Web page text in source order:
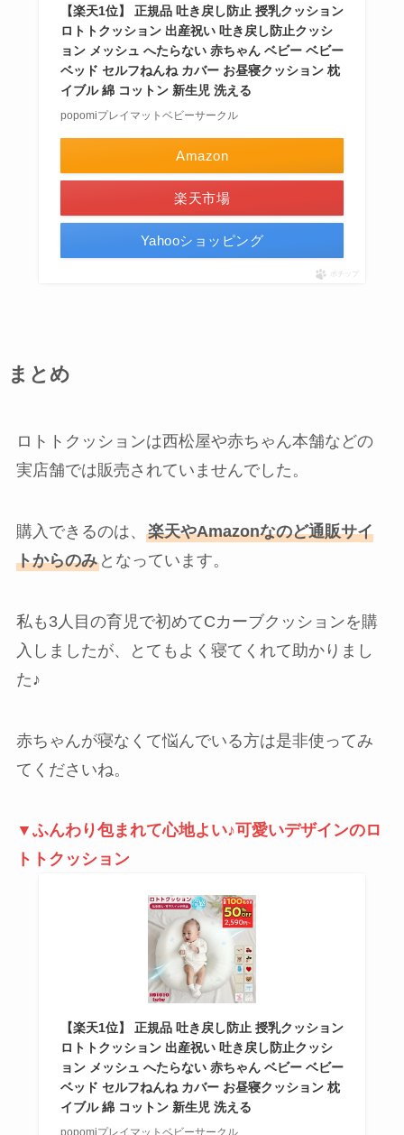
【楽天1位】 正規品 吐き戻し防止 授乳クッション
ロトトクッション 出産祝い 吐き戻し防止クッシ
ョン メッシュ へたらない 赤ちゃん ベビー ベビー
ベッド セルフねんね カバー お昼寝クッション 枕
イブル 綿 コットン 新生児 洗える
popomiプレイマットベビーサークル
Amazon
楽天市場
Yahooショッピング
ポチップ
まとめ
ロトトクッションは西松屋や赤ちゃん本舗などの
実店舗では販売されていませんでした。
購入できるのは、 楽天やAmazonなのど通販サイ
トからのみとなっています。
私も3人目の育児で初めてCカーブクッションを購
入しましたが、とてもよく寝てくれて助かりまし
た♪
赤ちゃんが寝なくて悩んでいる方は是非使ってみ
てくださいね。
▼ふんわり包まれて心地よい♪可愛いデザインのロ
トトクッション
【楽天1位】 正規品 吐き戻し防止 授乳クッション
ロトトクッション 出産祝い 吐き戻し防止クッシ
ョン メッシュ へたらない 赤ちゃん ベビー ベビー
ベッド セルフねんね カバー お昼寝クッション 枕
イブル 綿 コットン 新生児 洗える